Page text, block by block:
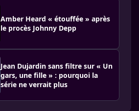
Amber Heard « étouffée » après
le procès Johnny Depp
Jean Dujardin sans filtre sur « Un
gars, une fille » : pourquoi la
série ne verrait plus